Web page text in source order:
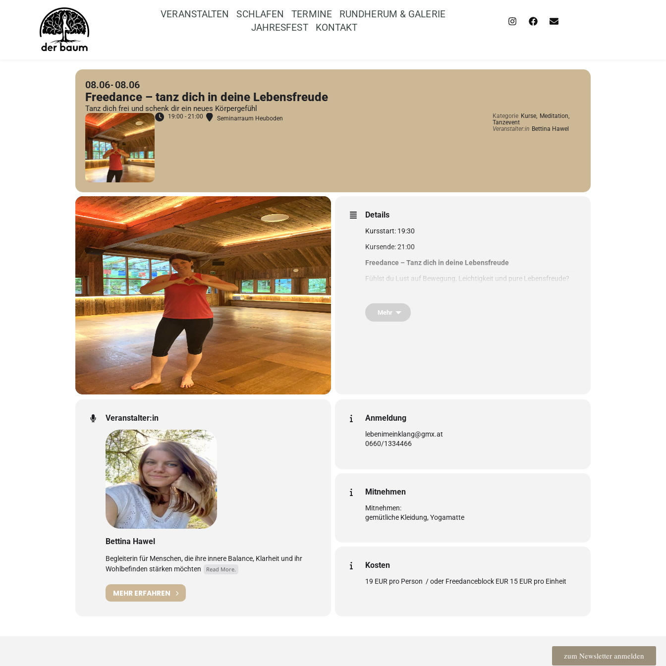
VERANSTALTEN SCHLAFEN TERMINE
RUNDHERUM & GALERIE
JAHRESFEST
KONTAKT
08.06 08.06
Freedance – tanz dich in deine Lebensfreude
Tanz dich frei und schenk dir ein neues Körpergefühl
19:00 - 21:00 Seminarraum Heuboden Kategorie Kurse, Meditation,
Tanzevent
Veranstalter:in Bettina Hawel
Details
Kursstart: 19:30
Kursende: 21:00
Freedance – Tanz dich in deine Lebensfreude
Fühlst du Lust auf Bewegung, Leichtigkeit und pure Lebensfreude?
einer Mischung aus leichter Choreographie und freiem Tanz.
Wir bewegen uns barfuß, achtsam und nach deinem eigenen Tempo.
Mehr
Veranstalter:in
Bettina Hawel
Begleiterin für Menschen, die ihre innere Balance, Klarheit und ihr
Wohlbefinden stärken möchten
Read More.
MEHR ERFAHREN
Anmeldung
lebenimeinklang@gmx.at
0660/1334466
Mitnehmen
Mitnehmen:
gemütliche Kleidung, Yogamatte
Kosten
19 EUR pro Person / oder Freedanceblock EUR 15 EUR pro Einheit
zum Newsletter anmelden